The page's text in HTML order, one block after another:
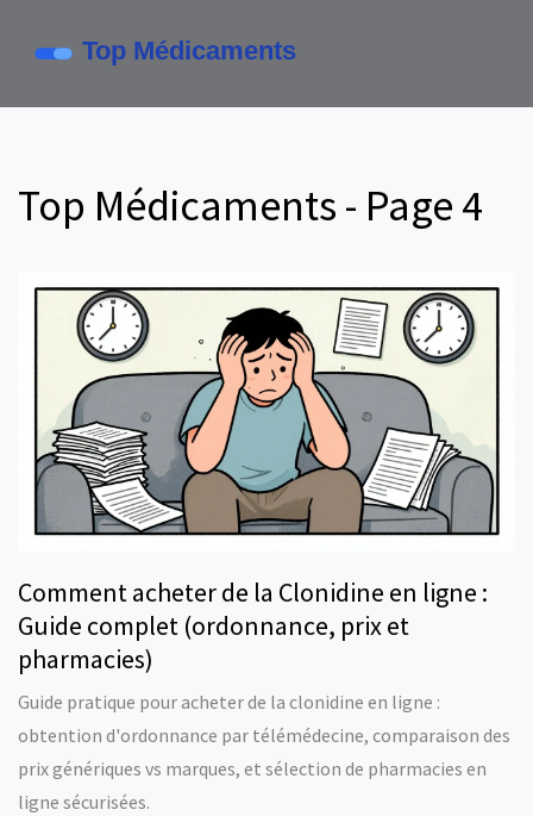
Top Médicaments - Page 4
Comment acheter de la Clonidine en ligne :
Guide complet (ordonnance, prix et
pharmacies)
Guide pratique pour acheter de la clonidine en ligne :
obtention d'ordonnance par télémédecine, comparaison des
prix génériques vs marques, et sélection de pharmacies en
ligne sécurisées.